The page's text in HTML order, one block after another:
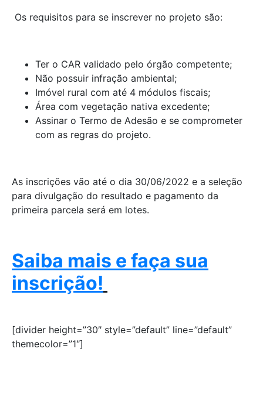
Os requisitos para se inscrever no projeto são:
Ter o CAR validado pelo órgão competente;
Não possuir infração ambiental;
Imóvel rural com até 4 módulos fiscais;
Área com vegetação nativa excedente;
Assinar o Termo de Adesão e se comprometer
com as regras do projeto.
As inscrições vão até o dia 30/06/2022 e a seleção
para divulgação do resultado e pagamento da
primeira parcela será em lotes.
Saiba mais e faça sua
inscrição!
[divider height=”30″ style=”default” line=”default”
themecolor=”1″]